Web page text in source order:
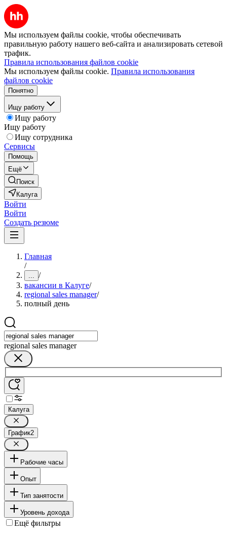
Мы используем файлы cookie, чтобы обеспечивать
правильную работу нашего веб-сайта и анализировать сетевой
трафик.
Правила использования файлов cookie
Мы используем файлы cookie. Правила использования
файлов cookie
Понятно
Ищу работу
Ищу работу
Ищу работу
Ищу сотрудника
Сервисы
Помощь
Ещё
Поиск
Калуга
Войти
Войти
Создать резюме
Главная
/
... /
вакансии в Калуге/
regional sales manager/
полный день
regional sales manager
Калуга
График2
Рабочие часы
Опыт
Тип занятости
Уровень дохода
Ещё фильтры